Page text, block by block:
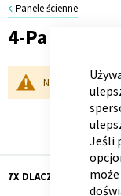
Jeśli
Strona
główna
Dodatki
Panele
ścienne
Panele ścienne
4-Panele,
Nie możemy
7X DLACZEGO MEBLIK
WszystkieSzafa
Materace